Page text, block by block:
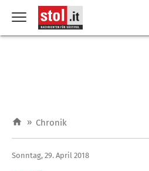
» Chronik
Sonntag, 29. April 2018